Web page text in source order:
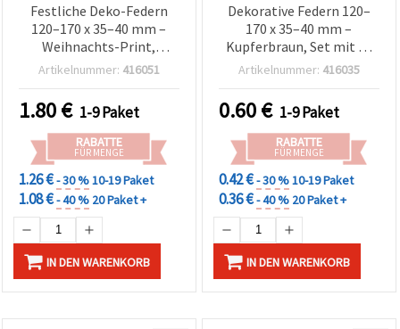
Festliche Deko-Federn
120–170 x 35–40 mm –
Weihnachts-Print,
Sortiment-Mix, Set à 5 für
Winter-DIY-Projekte
Artikelnummer: 416051
1.80€ 1-9 Paket
RABATTE
FÜR MENGE
1.26 €- 30 %10-19 Paket
1.08 €- 40 % 20 Paket +
IN DEN WARENKORB
Dekorative Federn 120–
170 x 35–40 mm –
Kupferbraun, Set mit 10
Stück für Herbst-Basteln,
Elegante Designs
Artikelnummer: 416035
0.60€ 1-9 Paket
RABATTE
FÜR MENGE
0.42 €- 30 %10-19 Paket
0.36 €- 40 % 20 Paket +
IN DEN WARENKORB